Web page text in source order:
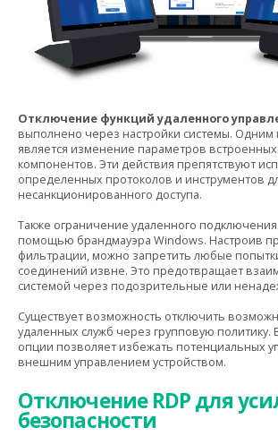
Отключение функций удаленного
выполнено через настройки системы. Одним
является изменение параметров встроенных
компонентов. Эти действия препятствуют
определенных протоколов и инструментов
несанкционированного доступа.
Также ограничение удаленного
помощью брандмауэра Windows. Настроив
фильтрации, можно запретить любые
соединений извне. Это предотвращает
системой через подозрительные или
Существует возможность отключить
удаленных служб через групповую политику.
опции позволяет избежать потенциальных
внешним управлением устройством.
Отключение RDP для
безопасности